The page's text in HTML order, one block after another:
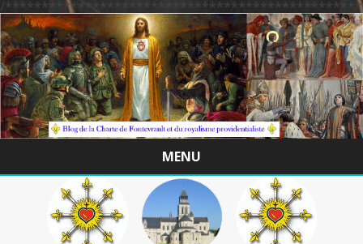
/
MENU
Skip
to
content